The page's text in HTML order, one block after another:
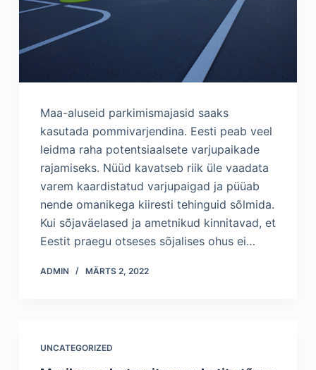
Maa-aluseid parkimismajasid saaks
kasutada pommivarjendina. Eesti peab veel
leidma raha potentsiaalsete varjupaikade
rajamiseks. Nüüd kavatseb riik üle vaadata
varem kaardistatud varjupaigad ja püüab
nende omanikega kiiresti tehinguid sõlmida.
Kui sõjaväelased ja ametnikud kinnitavad, et
Eestit praegu otseses sõjalises ohus ei…
ADMIN MÄRTS 2, 2022
UNCATEGORIZED